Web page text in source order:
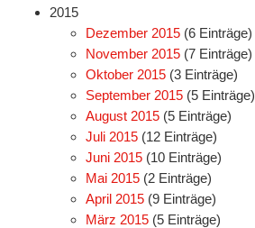
2015
Dezember 2015 (6 Einträge)
November 2015 (7 Einträge)
Oktober 2015 (3 Einträge)
September 2015 (5 Einträge)
August 2015 (5 Einträge)
Juli 2015 (12 Einträge)
Juni 2015 (10 Einträge)
Mai 2015 (2 Einträge)
April 2015 (9 Einträge)
März 2015 (5 Einträge)